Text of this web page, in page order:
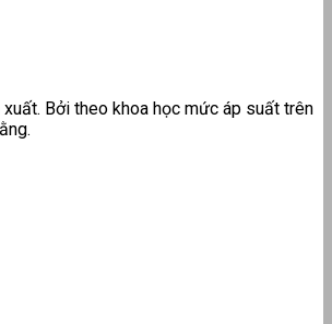
Bởi theo khoa học mức áp suất trên